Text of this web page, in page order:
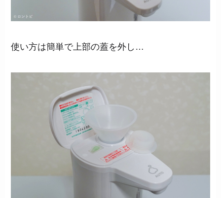
使い方は簡単で上部の蓋を外し…